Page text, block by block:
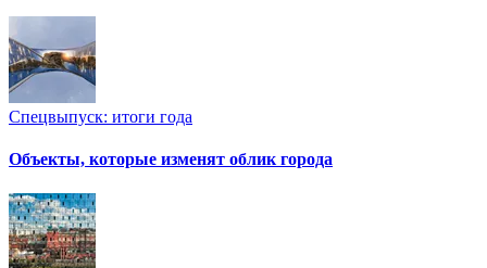
Спецвыпуск: итоги года
Объекты, которые изменят облик города